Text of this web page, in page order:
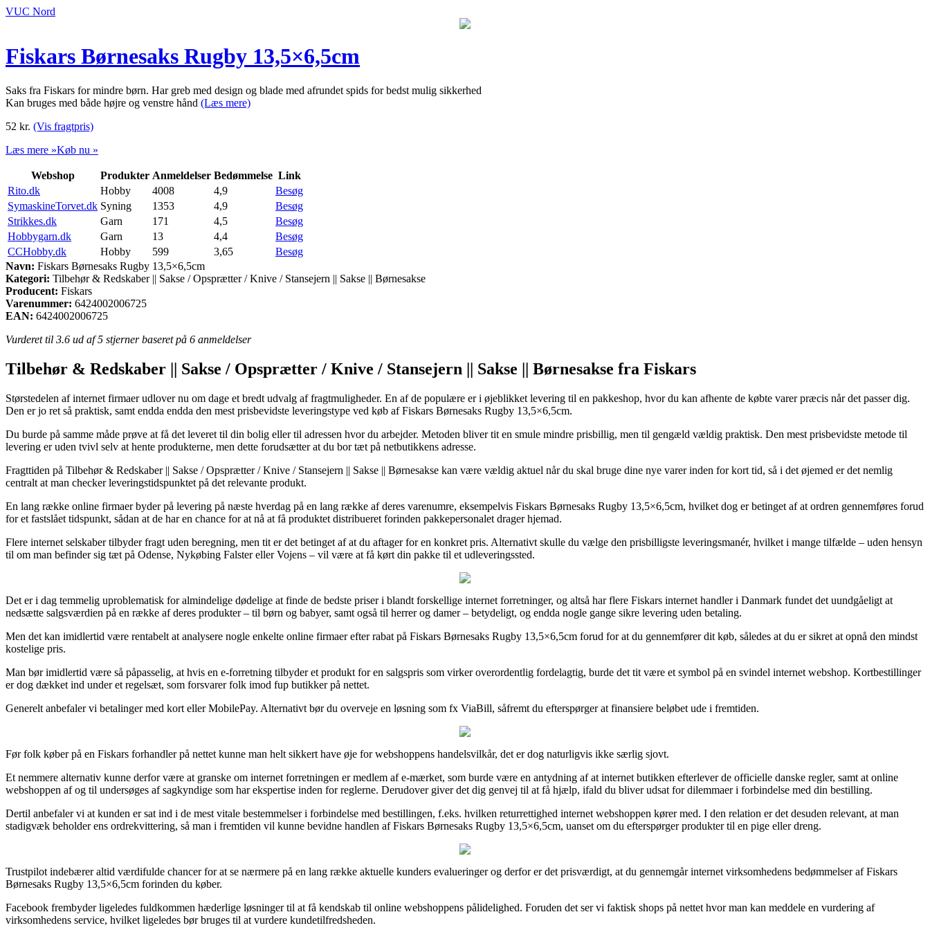
VUC Nord
Fiskars Børnesaks Rugby 13,5×6,5cm
Saks fra Fiskars for mindre børn. Har greb med design og blade med afrundet spids for bedst mulig sikkerhed
Kan bruges med både højre og venstre hånd (Læs mere)
52 kr. (Vis fragtpris)
Læs mere »Køb nu »
Webshop Produkter Anmeldelser Bedømmelse Link
Rito.dk
Hobby 4008 4,9
Besøg
SymaskineTorvet.dk Syning 1353 4,9
Besøg
Strikkes.dk
Garn 171 4,5
Besøg
Hobbygarn.dk
Garn 13 4,4
Besøg
CCHobby.dk
Hobby 599 3,65
Besøg
Navn: Fiskars Børnesaks Rugby 13,5×6,5cm
Kategori: Tilbehør & Redskaber || Sakse / Opsprætter / Knive / Stansejern || Sakse || Børnesakse
Producent: Fiskars
Varenummer: 6424002006725
EAN: 6424002006725
Vurderet til 3.6 ud af 5 stjerner baseret på 6 anmeldelser
Tilbehør & Redskaber || Sakse / Opsprætter / Knive / Stansejern || Sakse || Børnesakse fra Fiskars
Størstedelen af internet firmaer udlover nu om dage et bredt udvalg af fragtmuligheder. En af de populære er i øjeblikket levering til en pakkeshop, hvor du kan afhente de købte varer præcis når det passer dig.
Den er jo ret så praktisk, samt endda endda den mest prisbevidste leveringstype ved køb af Fiskars Børnesaks Rugby 13,5×6,5cm.
Du burde på samme måde prøve at få det leveret til din bolig eller til adressen hvor du arbejder. Metoden bliver tit en smule mindre prisbillig, men til gengæld vældig praktisk. Den mest prisbevidste metode til
levering er uden tvivl selv at hente produkterne, men dette forudsætter at du bor tæt på netbutikkens adresse.
Fragttiden på Tilbehør & Redskaber || Sakse / Opsprætter / Knive / Stansejern || Sakse || Børnesakse kan være vældig aktuel når du skal bruge dine nye varer inden for kort tid, så i det øjemed er det nemlig
centralt at man checker leveringstidspunktet på det relevante produkt.
En lang række online firmaer byder på levering på næste hverdag på en lang række af deres varenumre, eksempelvis Fiskars Børnesaks Rugby 13,5×6,5cm, hvilket dog er betinget af at ordren gennemføres forud
for et fastslået tidspunkt, sådan at de har en chance for at nå at få produktet distribueret forinden pakkepersonalet drager hjemad.
Flere internet selskaber tilbyder fragt uden beregning, men tit er det betinget af at du aftager for en konkret pris. Alternativt skulle du vælge den prisbilligste leveringsmanér, hvilket i mange tilfælde – uden hensyn
til om man befinder sig tæt på Odense, Nykøbing Falster eller Vojens – vil være at få kørt din pakke til et udleveringssted.
Det er i dag temmelig uproblematisk for almindelige dødelige at finde de bedste priser i blandt forskellige internet forretninger, og altså har flere Fiskars internet handler i Danmark fundet det uundgåeligt at
nedsætte salgsværdien på en række af deres produkter – til børn og babyer, samt også til herrer og damer – betydeligt, og endda nogle gange sikre levering uden betaling.
Men det kan imidlertid være rentabelt at analysere nogle enkelte online firmaer efter rabat på Fiskars Børnesaks Rugby 13,5×6,5cm forud for at du gennemfører dit køb, således at du er sikret at opnå den mindst
kostelige pris.
Man bør imidlertid være så påpasselig, at hvis en e-forretning tilbyder et produkt for en salgspris som virker overordentlig fordelagtig, burde det tit være et symbol på en svindel internet webshop. Kortbestillinger
er dog dækket ind under et regelsæt, som forsvarer folk imod fup butikker på nettet.
Generelt anbefaler vi betalinger med kort eller MobilePay. Alternativt bør du overveje en løsning som fx ViaBill, såfremt du efterspørger at finansiere beløbet ude i fremtiden.
Før folk køber på en Fiskars forhandler på nettet kunne man helt sikkert have øje for webshoppens handelsvilkår, det er dog naturligvis ikke særlig sjovt.
Et nemmere alternativ kunne derfor være at granske om internet forretningen er medlem af e-mærket, som burde være en antydning af at internet butikken efterlever de officielle danske regler, samt at online
webshoppen af og til undersøges af sagkyndige som har ekspertise inden for reglerne. Derudover giver det dig genvej til at få hjælp, ifald du bliver udsat for dilemmaer i forbindelse med din bestilling.
Dertil anbefaler vi at kunden er sat ind i de mest vitale bestemmelser i forbindelse med bestillingen, f.eks. hvilken returrettighed internet webshoppen kører med. I den relation er det desuden relevant, at man
stadigvæk beholder ens ordrekvittering, så man i fremtiden vil kunne bevidne handlen af Fiskars Børnesaks Rugby 13,5×6,5cm, uanset om du efterspørger produkter til en pige eller dreng.
Trustpilot indebærer altid værdifulde chancer for at se nærmere på en lang række aktuelle kunders evalueringer og derfor er det prisværdigt, at du gennemgår internet virksomhedens bedømmelser af Fiskars
Børnesaks Rugby 13,5×6,5cm forinden du køber.
Facebook frembyder ligeledes fuldkommen hæderlige løsninger til at få kendskab til online webshoppens pålidelighed. Foruden det ser vi faktisk shops på nettet hvor man kan meddele en vurdering af
virksomhedens service, hvilket ligeledes bør bruges til at vurdere kundetilfredsheden.